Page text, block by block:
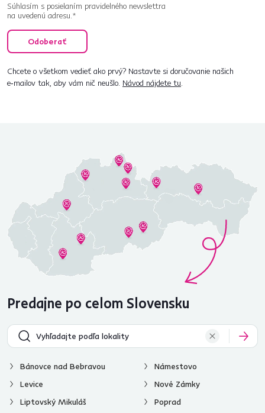
Súhlasím s posielaním pravidelného newslettra
na uvedenú adresu.*
Odoberať
Chcete o všetkom vedieť ako prvý? Nastavte si doručovanie našich
e‑mailov tak, aby vám nič neušlo. Návod nájdete tu.
Predajne po celom Slovensku
Bánovce nad Bebravou
Levice
Liptovský Mikuláš
Námestovo
Nové Zámky
Poprad